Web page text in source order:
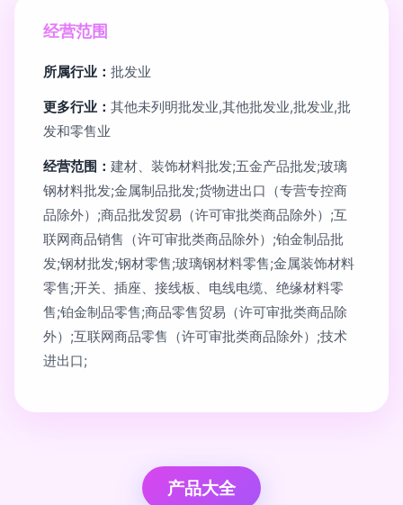
经营范围
所属行业： 批发业
更多行业： 其他未列明批发业,其他批发业,批发业,批
发和零售业
经营范围： 建材、装饰材料批发;五金产品批发;玻璃
钢材料批发;金属制品批发;货物进出口（专营专控商
品除外）;商品批发贸易（许可审批类商品除外）;互
联网商品销售（许可审批类商品除外）;铂金制品批
发;钢材批发;钢材零售;玻璃钢材料零售;金属装饰材料
零售;开关、插座、接线板、电线电缆、绝缘材料零
售;铂金制品零售;商品零售贸易（许可审批类商品除
外）;互联网商品零售（许可审批类商品除外）;技术
进出口;
产品大全